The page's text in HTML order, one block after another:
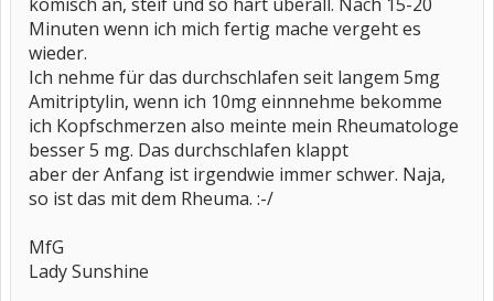
Minuten wenn ich mich fertig mache vergeht es
wieder.
Ich nehme für das durchschlafen seit langem 5mg
Amitriptylin, wenn ich 10mg einnnehme bekomme
ich Kopfschmerzen also meinte mein Rheumatologe
besser 5 mg. Das durchschlafen klappt
aber der Anfang ist irgendwie immer schwer. Naja,
so ist das mit dem Rheuma. :-/
MfG
Lady Sunshine